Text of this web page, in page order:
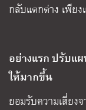
กลับแตกต่าง เพีย
อย่างแรก ปรับแ
ให้มากขึ้น
ยอมรับความเสี่ยง